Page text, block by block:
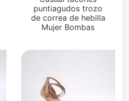
puntiagudos trozo
de correa de hebilla
Mujer Bombas